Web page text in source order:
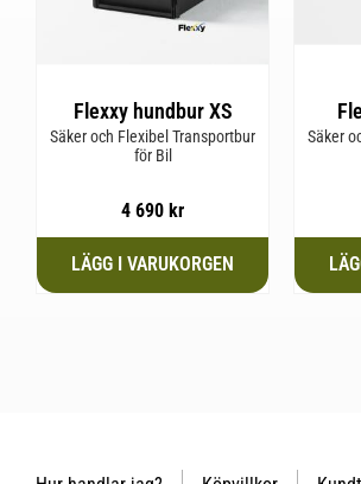
Flexxy hundbur XS
Säker och Flexibel Transportbur
för Bil
4 690 kr
Säker